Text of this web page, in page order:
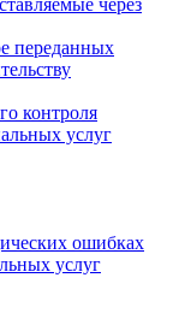
переданных
контроля
услуг
ошибках
услуг